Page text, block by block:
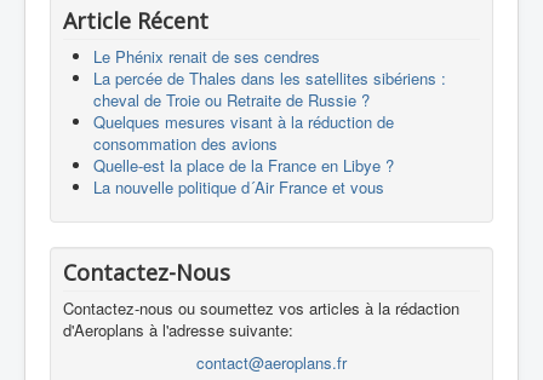
Article Récent
Le Phénix renait de ses cendres
La percée de Thales dans les satellites sibériens :
cheval de Troie ou Retraite de Russie ?
Quelques mesures visant à la réduction de
consommation des avions
Quelle-est la place de la France en Libye ?
La nouvelle politique d´Air France et vous
Contactez-Nous
Contactez-nous ou soumettez vos articles à la rédaction
d'Aeroplans à l'adresse suivante:
contact@aeroplans.fr